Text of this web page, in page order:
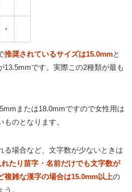
○
推奨されているサイズは15.0mmと
13.5mmです。実際この2種類が最も
または18.0mmですので女性用は
のとなります。
る場合など、文字数が少ないときは
たり苗字・名前だけでも文字数が
複雑な漢字の場合は15.0mm以上の
。